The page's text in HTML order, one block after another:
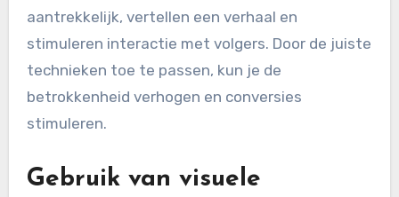
aantrekkelijk, vertellen een verhaal en
stimuleren interactie met volgers. Door de juiste
technieken toe te passen, kun je de
betrokkenheid verhogen en conversies
stimuleren.
Gebruik van visuele